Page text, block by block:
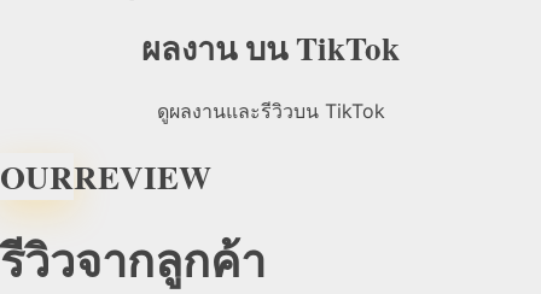
ผลงาน บน TikTok
ดูผลงานและรีวิวบน TikTok
OURREVIEW
รีวิวจากลูกค้า